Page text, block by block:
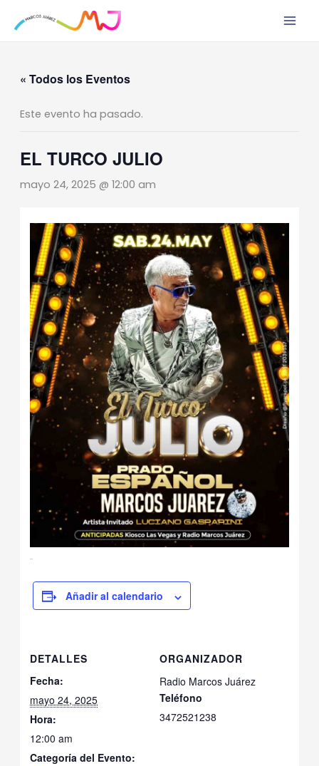
« Todos los Eventos
Este evento ha pasado.
EL TURCO JULIO
mayo 24, 2025 @ 12:00 am
Añadir al calendario
DETALLES
Fecha:
mayo 24, 2025
Hora:
12:00 am
Categoría del Evento:
ORGANIZADOR
Radio Marcos Juárez
Teléfono
3472521238